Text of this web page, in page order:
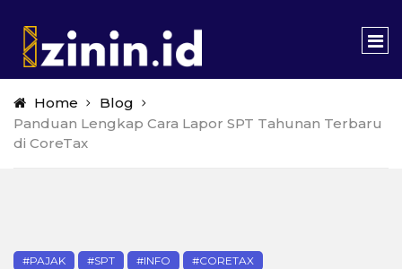
Home
Blog
Panduan Lengkap Cara Lapor SPT Tahunan Terbaru
di CoreTax
#PAJAK #SPT #INFO #CORETAX